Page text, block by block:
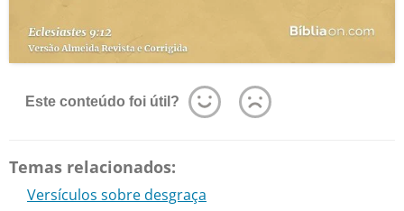
Este conteúdo foi útil?
Temas relacionados:
Versículos sobre desgraça